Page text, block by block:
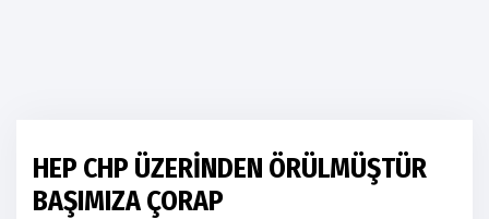
HEP CHP ÜZERİNDEN ÖRÜLMÜŞTÜR
BAŞIMIZA ÇORAP